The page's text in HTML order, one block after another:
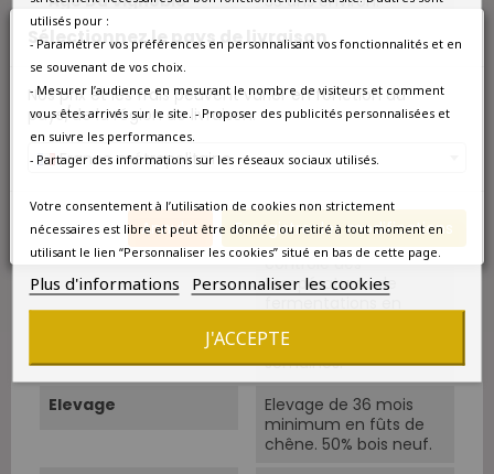
Sélectionnez le pays de livraison
Nos prix et les frais peuvent varier en fonction du
pays/de la région de livraison.
France métropolitaine
Annuler Enregistrer les modifications
Vendanges Vendanges manuelles.
Rendements 37 hl/ha.
Cépage Dominant
Vinification
Pigeages réguliers et
contrôle des
températures de
pendant près de trois
semaines.
Elevage
Elevage de 36 mois
minimum en fûts de
chêne. 50% bois neuf.
utilisés pour :
- Paramétrer vos préférences en personnalisant vos fonctionnalités et en
se souvenant de vos choix.
- Mesurer l’audience en mesurant le nombre de visiteurs et comment
vous êtes arrivés sur le site. - Proposer des publicités personnalisées et
en suivre les performances.
- Partager des informations sur les réseaux sociaux utilisés.
Votre consentement à l’utilisation de cookies non strictement
nécessaires est libre et peut être donnée ou retiré à tout moment en
utilisant le lien “Personnaliser les cookies” situé en bas de cette page.
Plus d'informations Personnaliser les cookies
J'ACCEPTE